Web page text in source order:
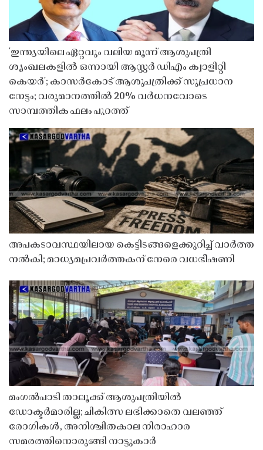
'ഇന്ത്യയിലെ ഏറ്റവും വലിയ മൂന്ന് ആശുപത്രി
ശൃംഖലകളിൽ ഒന്നായി ആസ്റ്റർ ഡിഎം ക്വാളിറ്റി
കെയർ'; കാസർകോട് ആശുപത്രിക്ക് സുപ്രധാന
നേട്ടം; വരുമാനത്തിൽ 20% വർധനവോടെ
സാമ്പത്തിക ഫലം പുറത്ത്
അപകടാവസ്ഥയിലായ കെട്ടിടങ്ങളെക്കുറിച്ച് വാർത്ത
നൽകി; മാധ്യമപ്രവർത്തകന് നേരെ വധഭീഷണി
മംഗൽപാടി താലൂക്ക് ആശുപത്രിയിൽ
ഡോക്ടർമാരില്ല; ചികിത്സ ലഭിക്കാതെ വലഞ്ഞ്
രോഗികൾ, അനിശ്ചിതകാല നിരാഹാര
സമരത്തിനൊരുങ്ങി നാട്ടുകാർ